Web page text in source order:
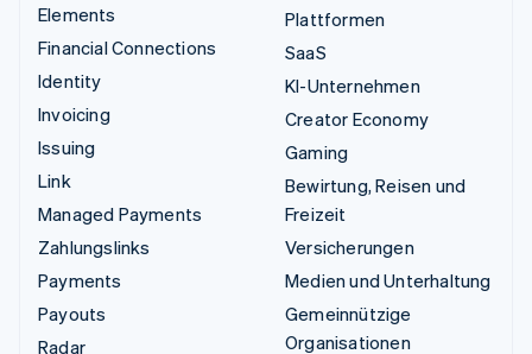
Elements
Financial Connections
Identity
Invoicing
Issuing
Link
Managed Payments
Zahlungslinks
Payments
Payouts
Radar
Plattformen
SaaS
KI-Unternehmen
Creator Economy
Gaming
Bewirtung, Reisen und
Freizeit
Versicherungen
Medien und Unterhaltung
Gemeinnützige
Organisationen